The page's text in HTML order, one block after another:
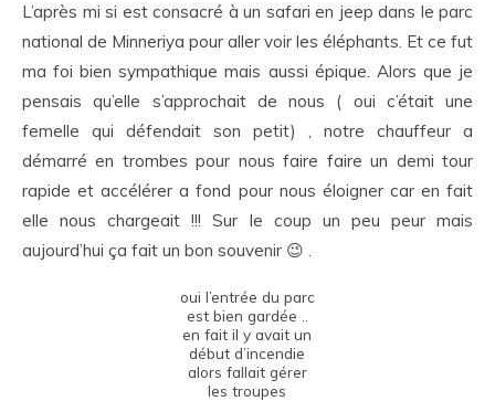
L’après mi si est consacré à un safari en jeep dans le parc
national de Minneriya pour aller voir les éléphants. Et ce fut
ma foi bien sympathique mais aussi épique. Alors que je
pensais qu’elle s’approchait de nous ( oui c’était une
femelle qui défendait son petit) , notre chauffeur a
démarré en trombes pour nous faire faire un demi tour
rapide et accélérer a fond pour nous éloigner car en fait
elle nous chargeait !!! Sur le coup un peu peur mais
aujourd’hui ça fait un bon souvenir 😉 .
oui l’entrée du parc
est bien gardée ..
en fait il y avait un
début d’incendie
alors fallait gérer
les troupes